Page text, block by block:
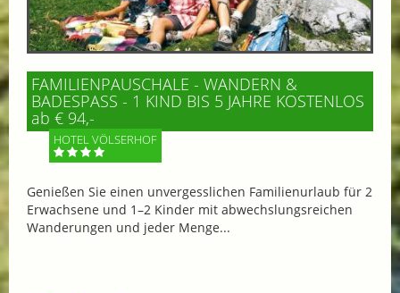
FAMILIENPAUSCHALE - WANDERN &
BADESPASS - 1 KIND BIS 5 JAHRE KOSTENLOS
ab € 94,-
HOTEL VÖLSERHOF
Genießen Sie einen unvergesslichen Familienurlaub für 2
Erwachsene und 1–2 Kinder mit abwechslungsreichen
Wanderungen und jeder Menge...